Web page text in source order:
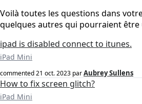
Voilà toutes les questions dans
quelques autres qui pourraient être
ipad is disabled connect to itunes.
iPad Mini
commented21 oct. 2023 parAubrey Sullens
How to fix screen glitch?
iPad Mini